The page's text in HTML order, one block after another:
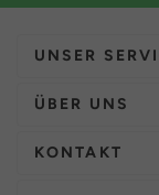
UNSER
ÜBER UNS
KONTAKT